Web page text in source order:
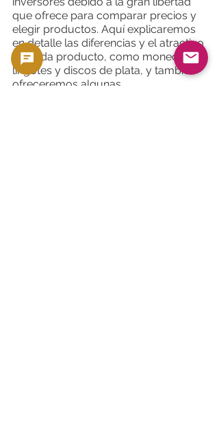
que ofrece para comparar precios y
elegir productos. Aquí explicaremos
en detalle las diferencias y el atractivo
de cada producto, como monedas,
lingotes y discos de plata, y también
ofreceremos algunas